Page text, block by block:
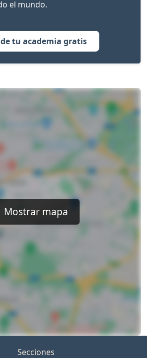
el mundo.
tu academia gratis
Mostrar mapa
Secciones